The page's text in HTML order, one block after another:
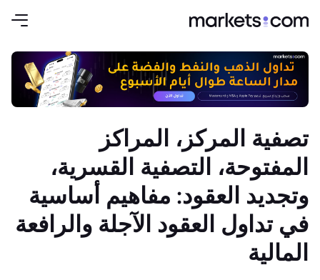
تصفية المركز، المراكز
المفتوحة، التصفية القسرية،
وتجديد العقود: مفاهيم أساسية
في تداول العقود الآجلة والرافعة
المالية